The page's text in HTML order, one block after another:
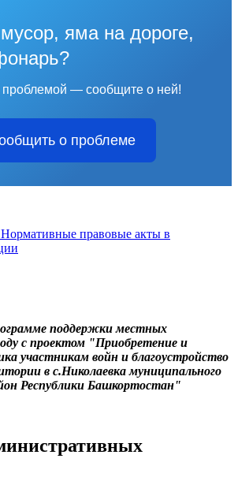
яма на дороге,
проблемой — сообщите о ней!
о проблеме
поддержки местных
с проектом "Приобретение и
участникам войн и благоустройство
в с.Николаевка муниципального
Республики Башкортостан"